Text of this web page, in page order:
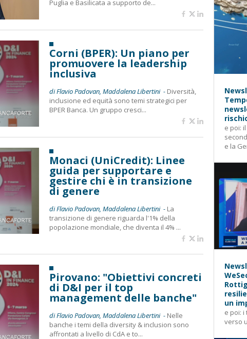
Puglia e Basilicata a supporto de...
Corni (BPER): Un piano per
promuovere la leadership
inclusiva
di Flavio Padovan, Maddalena Libertini - Diversità,
inclusione ed equità sono temi strategici per
BPER Banca. Un gruppo cresci...
Monaci (UniCredit): Linee
guida per supportare e
gestire chi è in transizione
di genere
di Flavio Padovan, Maddalena Libertini - La
transizione di genere riguarda l'1% della
popolazione mondiale, che diventa il 4% ...
Pirovano: "Obiettivi concreti
di D&I per il top
management delle banche"
di Flavio Padovan, Maddalena Libertini - Nelle
banche i temi della diversity & inclusion sono
affrontati a livello di CdA e to...
e poi:
e la
un
e poi: i
verso